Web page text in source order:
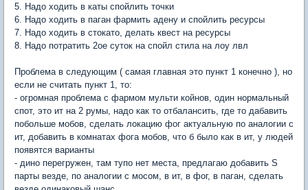
5. Надо ходить в каты спойлить точки
6. Надо ходить в паган фармить адену и спойлить ресурсы
7. Надо ходить в стокато, делать квест на ресурсы
8. Надо потратить 2ое суток на спойл стила на лоу лвл
Проблема в следующим ( самая главная это пункт 1 конечно ), но
если не считать пункт 1, то:
- огромная проблема с фармом мульти койнов, один нормальный
спот, это ит на 2 румы, надо как то отбалансить, где то дабавить
побольше мобов, сделать локацию фог актуальную по аналогии с
ит, добавить в комнатах фога мобов, что б было как в ит, у людей
появятся варианты
- дино перегружен, там тупо нет места, предлагаю добавить S
парты везде, по аналогии с мосом, в ит, в фог, в паган, сделать